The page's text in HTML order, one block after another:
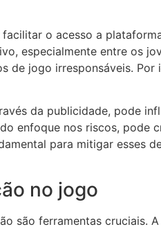
o acesso a
especialmente entre os
jogo irresponsáveis. Por
da publicidade, pode
enfoque nos riscos, pode
para mitigar esses
no jogo
são ferramentas cruciais.